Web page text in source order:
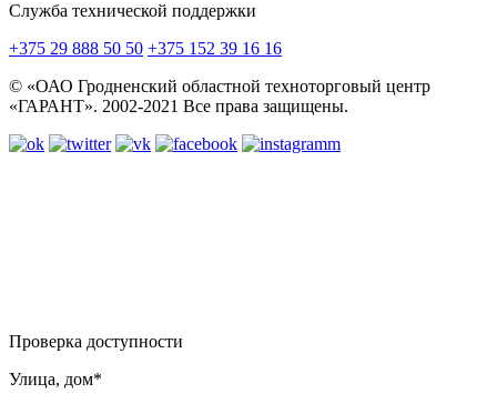
Служба технической поддержки
+375 29 888 50 50 +375 152 39 16 16
© «ОАО Гродненский областной техноторговый центр
«ГАРАНТ». 2002-2021 Все права защищены.
Проверка доступности
Улица, дом*